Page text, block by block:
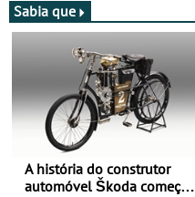
Sabia que
A história do construtor
automóvel Škoda começou